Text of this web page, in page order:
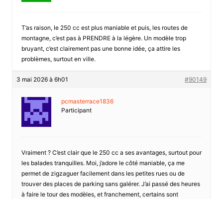
T’as raison, le 250 cc est plus maniable et puis, les routes de
montagne, c’est pas à PRENDRE à la légère. Un modèle trop
bruyant, c’est clairement pas une bonne idée, ça attire les
problèmes, surtout en ville.
3 mai 2026 à 6h01 #90149
pcmasterrace1836
Participant
Vraiment ? C’est clair que le 250 cc a ses avantages, surtout pour
les balades tranquilles. Moi, j’adore le côté maniable, ça me
permet de zigzaguer facilement dans les petites rues ou de
trouver des places de parking sans galérer. J’ai passé des heures
à faire le tour des modèles, et franchement, certains sont